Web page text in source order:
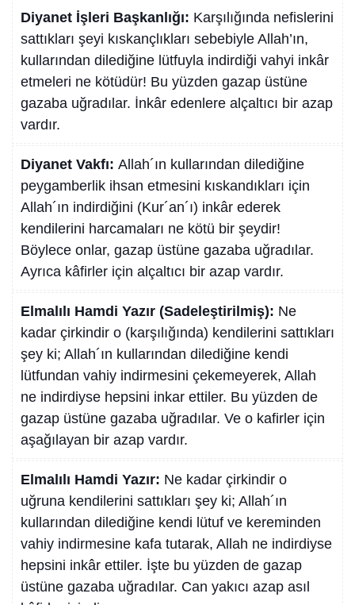
Diyanet İşleri Başkanlığı: Karşılığında nefislerini
sattıkları şeyi kıskançlıkları sebebiyle Allah’ın,
kullarından dilediğine lütfuyla indirdiği vahyi inkâr
etmeleri ne kötüdür! Bu yüzden gazap üstüne
gazaba uğradılar. İnkâr edenlere alçaltıcı bir azap
vardır.
Diyanet Vakfı: Allah´ın kullarından dilediğine
peygamberlik ihsan etmesini kıskandıkları için
Allah´ın indirdiğini (Kur´an´ı) inkâr ederek
kendilerini harcamaları ne kötü bir şeydir!
Böylece onlar, gazap üstüne gazaba uğradılar.
Ayrıca kâfirler için alçaltıcı bir azap vardır.
Elmalılı Hamdi Yazır (Sadeleştirilmiş): Ne
kadar çirkindir o (karşılığında) kendilerini sattıkları
şey ki; Allah´ın kullarından dilediğine kendi
lütfundan vahiy indirmesini çekemeyerek, Allah
ne indirdiyse hepsini inkar ettiler. Bu yüzden de
gazap üstüne gazaba uğradılar. Ve o kafirler için
aşağılayan bir azap vardır.
Elmalılı Hamdi Yazır: Ne kadar çirkindir o
uğruna kendilerini sattıkları şey ki; Allah´ın
kullarından dilediğine kendi lütuf ve kereminden
vahiy indirmesine kafa tutarak, Allah ne indirdiyse
hepsini inkâr ettiler. İşte bu yüzden de gazap
üstüne gazaba uğradılar. Can yakıcı azap asıl